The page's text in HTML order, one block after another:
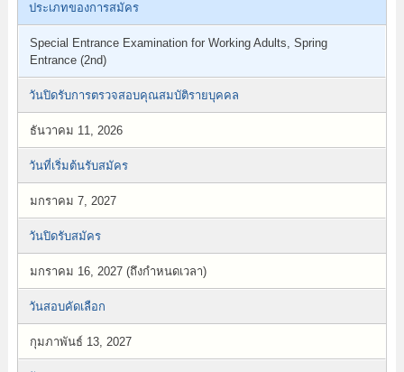
ประเภทของการสมัคร
Special Entrance Examination for Working Adults, Spring
Entrance (2nd)
วันปิดรับการตรวจสอบคุณสมบัติรายบุคคล
ธันวาคม 11, 2026
วันที่เริ่มต้นรับสมัคร
มกราคม 7, 2027
วันปิดรับสมัคร
มกราคม 16, 2027 (ถึงกำหนดเวลา)
วันสอบคัดเลือก
กุมภาพันธ์ 13, 2027